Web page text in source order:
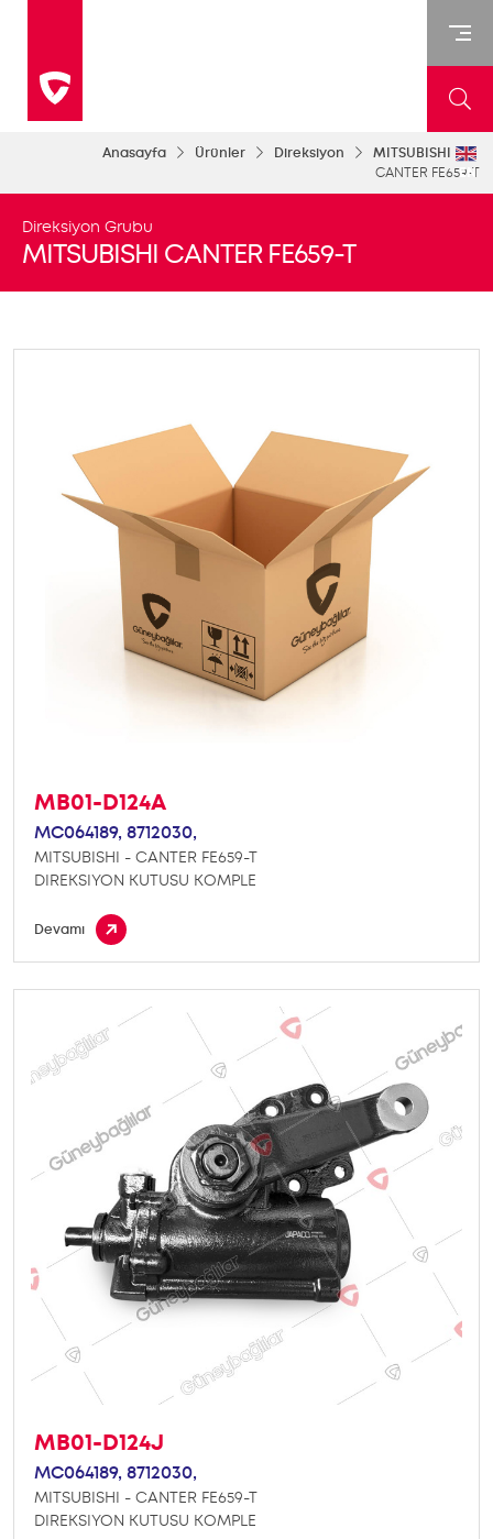
EN
Anasayfa Ürünler Direksiyon
MITSUBISHI
CANTER FE659-T
Direksiyon Grubu
MITSUBISHI CANTER FE659-T
MB01-D124A
MC064189, 8712030,
MITSUBISHI - CANTER FE659-T
DIREKSIYON KUTUSU KOMPLE
Devamı
MB01-D124J
MC064189, 8712030,
MITSUBISHI - CANTER FE659-T
DIREKSIYON KUTUSU KOMPLE